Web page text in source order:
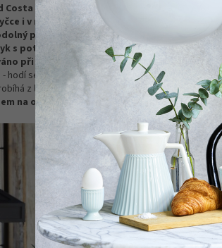
Nova:
i v mikrovlnné troubě
proti náhlé
s potravinami
(neobsahuje kadmium ani olovo)
při vysokých teplotách(až 1180°C), což
- hodí se do moderní i rustikální kuchyně
z lokálních surovin
v Portugalsku
na ochranu přírody